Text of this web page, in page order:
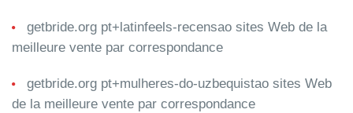
getbride.org pt+latinfeels-recensao sites Web de la
meilleure vente par correspondance
getbride.org pt+mulheres-do-uzbequistao sites Web
de la meilleure vente par correspondance